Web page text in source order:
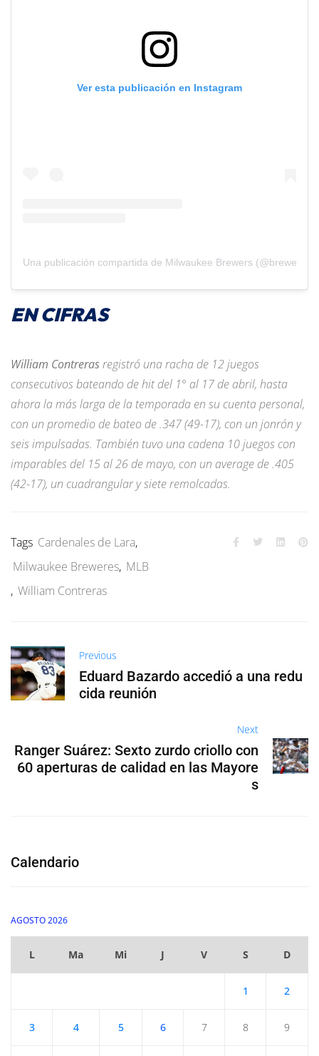
Ver esta publicación en Instagram
Una publicación compartida de Milwaukee Brewers (@brewers)
EN CIFRAS
William Contrerasregistró una racha de 12 juegos
consecutivos bateando de hit del 1° al 17 de abril, hasta
ahora la más larga de la temporada en su cuenta personal,
con un promedio de bateo de .347 (49-17), con un jonrón y
seis impulsadas. También tuvo una cadena 10 juegos con
imparables del 15 al 26 de mayo, con un average de .405
(42-17), un cuadrangular y siete remolcadas.
Tags Cardenales de Lara,
Milwaukee Breweres, MLB
, William Contreras
Previous
Eduard Bazardo accedió a una redu
cida reunión
Next
Ranger Suárez: Sexto zurdo criollo con
60 aperturas de calidad en las Mayore
s
Calendario
AGOSTO 2026
L Ma Mi J V S D
1 2
3 4 5 6 7 8 9